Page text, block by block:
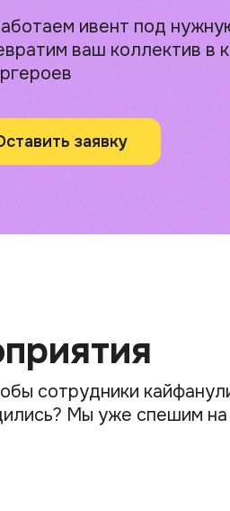
ивент под
ваш коллектив в
заявку
сотрудники
Мы уже спешим